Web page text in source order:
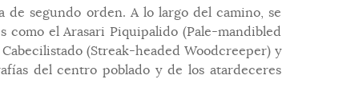
segundo orden. A lo largo del camino, se
como el Arasari Piquipalido (Pale-mandibled
(Streak-headed Woodcreeper) y
del centro poblado y de los atardeceres